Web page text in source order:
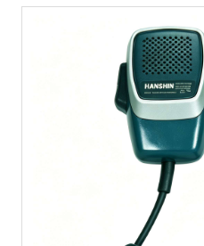
客户案
新闻资
联系我